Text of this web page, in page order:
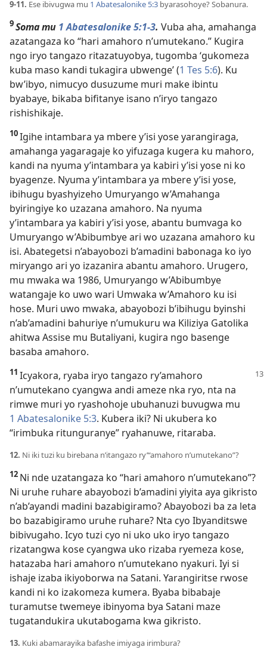
9-11. Ese ibivugwa mu 1 Abatesalonike 5:3 byarasohoye? Sobanura.
9Soma mu 1 Abatesalonike 5:1-3. Vuba aha, amahanga
azatangaza ko “hari amahoro n’umutekano.” Kugira
ngo iryo tangazo ritazatuyobya, tugomba ‘gukomeza
kuba maso kandi tukagira ubwenge’ (1 Tes 5:6). Ku
bw’ibyo, nimucyo dusuzume muri make ibintu
byabaye, bikaba bifitanye isano n’iryo tangazo
rishishikaje.
10Igihe intambara ya mbere y’isi yose yarangiraga,
amahanga yagaragaje ko yifuzaga kugera ku mahoro,
kandi na nyuma y’intambara ya kabiri y’isi yose ni ko
byagenze. Nyuma y’intambara ya mbere y’isi yose,
ibihugu byashyizeho Umuryango w’Amahanga
byiringiye ko uzazana amahoro. Na nyuma
y’intambara ya kabiri y’isi yose, abantu bumvaga ko
Umuryango w’Abibumbye ari wo uzazana amahoro ku
isi. Abategetsi n’abayobozi b’amadini babonaga ko iyo
miryango ari yo izazanira abantu amahoro. Urugero,
mu mwaka wa 1986, Umuryango w’Abibumbye
watangaje ko uwo wari Umwaka w’Amahoro ku isi
hose. Muri uwo mwaka, abayobozi b’ibihugu byinshi
n’ab’amadini bahuriye n’umukuru wa Kiliziya Gatolika
ahitwa Assise mu Butaliyani, kugira ngo basenge
basaba amahoro.
11 Icyakora, ryaba iryo tangazo ry’amahoro
n’umutekano cyangwa andi ameze nka ryo, nta na
rimwe muri yo ryashohoje ubuhanuzi buvugwa mu
1 Abatesalonike 5:3. Kubera iki? Ni ukubera ko
“irimbuka ritunguranye” ryahanuwe, ritaraba.
12. Ni iki tuzi ku birebana n’itangazo ry’“amahoro n’umutekano”?
12 Ni nde uzatangaza ko “hari amahoro n’umutekano”?
Ni uruhe ruhare abayobozi b’amadini yiyita aya gikristo
n’ab’ayandi madini bazabigiramo? Abayobozi ba za leta
bo bazabigiramo uruhe ruhare? Nta cyo Ibyanditswe
bibivugaho. Icyo tuzi cyo ni uko uko iryo tangazo
rizatangwa kose cyangwa uko rizaba ryemeza kose,
hatazaba hari amahoro n’umutekano nyakuri. Iyi si
ishaje izaba ikiyoborwa na Satani. Yarangiritse rwose
kandi ni ko izakomeza kumera. Byaba bibabaje
turamutse twemeye ibinyoma bya Satani maze
tugatandukira ukutabogama kwa gikristo.
13. Kuki abamarayika bafashe imiyaga irimbura?